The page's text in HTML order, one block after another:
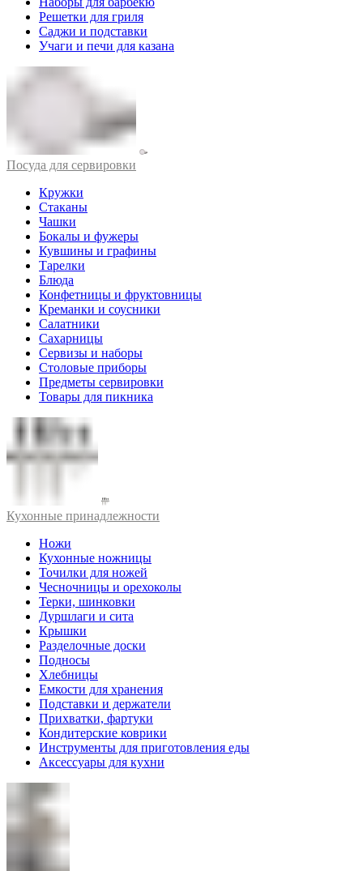
Решетки для гриля
Саджи и подставки
Учаги и печи для казана
Посуда для сервировки
Кружки
Стаканы
Чашки
Бокалы и фужеры
Кувшины и графины
Тарелки
Блюда
Конфетницы и фруктовницы
Креманки и соусники
Салатники
Сахарницы
Сервизы и наборы
Столовые приборы
Предметы сервировки
Товары для пикника
Кухонные принадлежности
Ножи
Кухонные ножницы
Точилки для ножей
Чесночницы и орехоколы
Терки, шинковки
Дуршлаги и сита
Крышки
Разделочные доски
Подносы
Хлебницы
Емкости для хранения
Подставки и держатели
Прихватки, фартуки
Кондитерские коврики
Инструменты для приготовления еды
Аксессуары для кухни